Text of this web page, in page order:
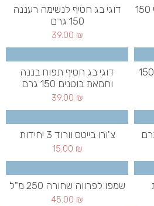
דוגי בג חטיף מורנינג אנרגי 150
דוגי בג חטיף לנשימה רעננה
150 גרם
39.00 ₪
דוגי בג חטיף סוויט דרימס 150
דוגי בג חטיף תפוח בננה
וחמאת בוטנים 150 גרם
39.00 ₪
צ'ורו בייטס וורוד 3 יחידות
15.00 ₪
שמפו לפרווה שחורה 250 מ"ל
45.00 ₪